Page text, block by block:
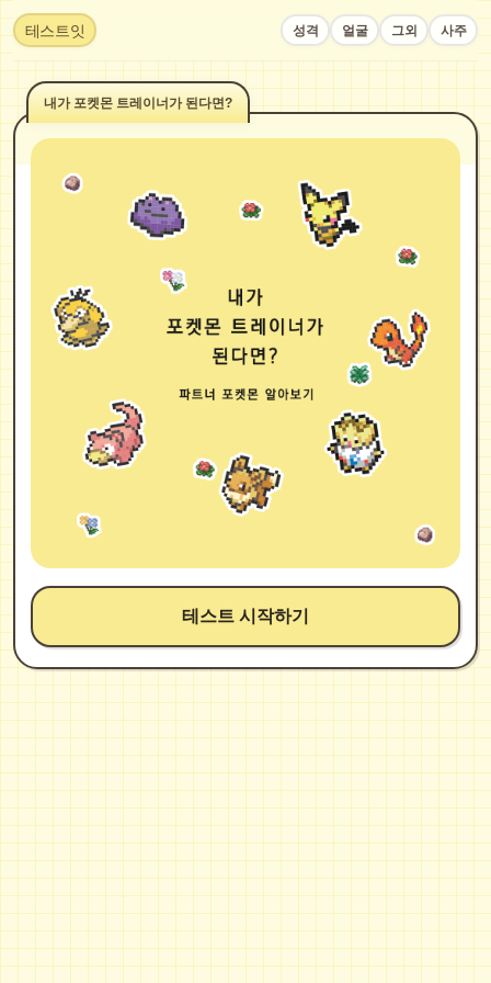
테스트잇 성격 얼굴 그외 사주
내가 포켓몬 트레이너가 된다면?
테스트 시작하기